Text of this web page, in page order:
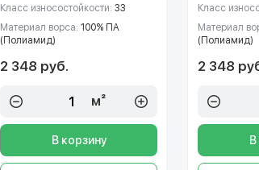
Класс износостойкости: 33
Материал ворса: 100% ПА
(Полиамид)
2 348 руб.
м²
В корзину
Класс
Материал
(Полиамид)
2 348